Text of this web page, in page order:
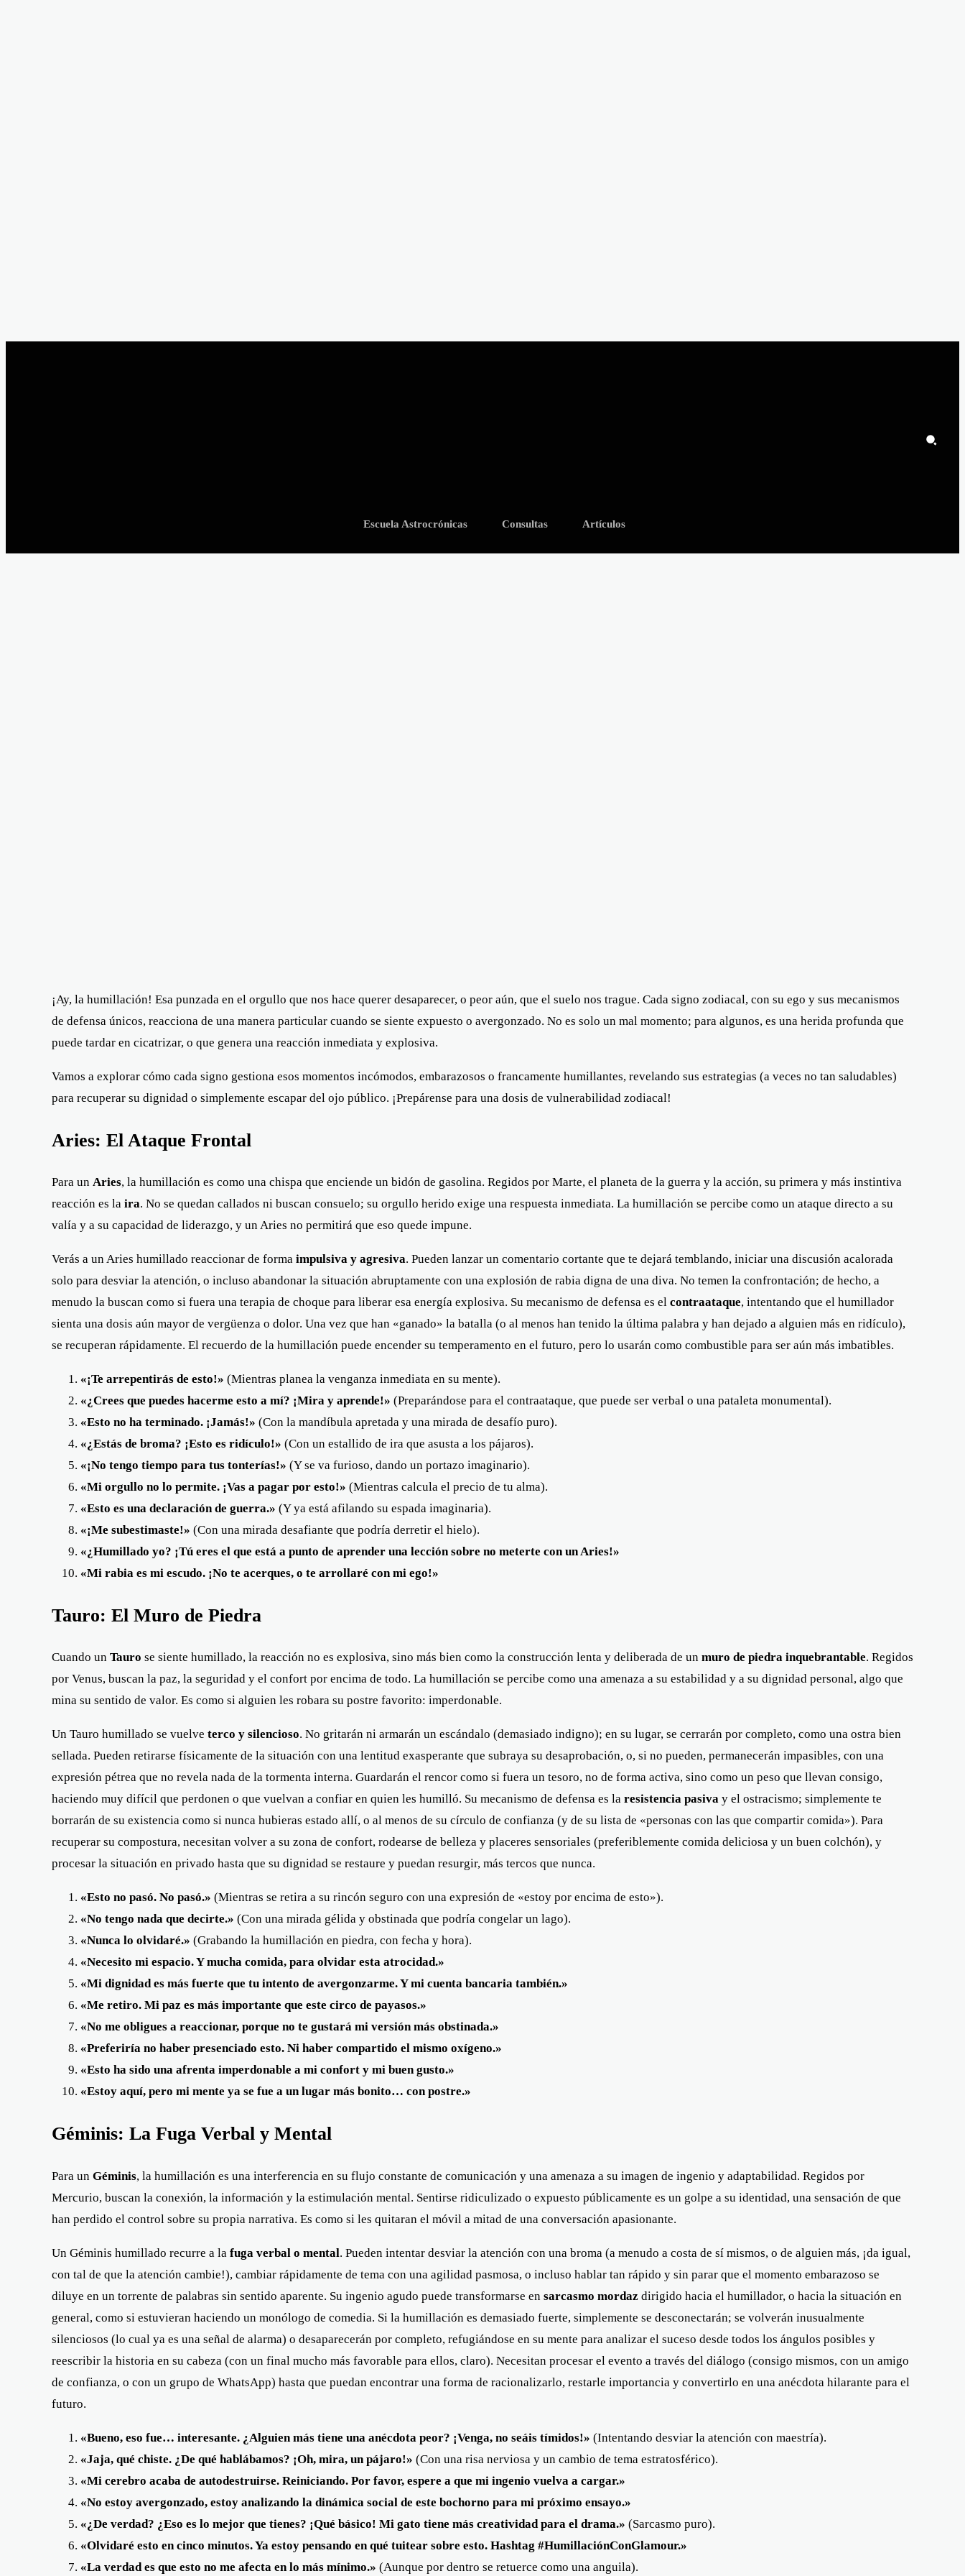
Escuela Astrocrónicas Consultas Artículos
¡Ay, la humillación! Esa punzada en el orgullo que nos hace querer desaparecer, o peor aún, que el suelo nos trague. Cada signo zodiacal, con su ego y sus mecanismos
de defensa únicos, reacciona de una manera particular cuando se siente expuesto o avergonzado. No es solo un mal momento; para algunos, es una herida profunda que
puede tardar en cicatrizar, o que genera una reacción inmediata y explosiva.
Vamos a explorar cómo cada signo gestiona esos momentos incómodos, embarazosos o francamente humillantes, revelando sus estrategias (a veces no tan saludables)
para recuperar su dignidad o simplemente escapar del ojo público. ¡Prepárense para una dosis de vulnerabilidad zodiacal!
Aries: El Ataque Frontal
Para un Aries, la humillación es como una chispa que enciende un bidón de gasolina. Regidos por Marte, el planeta de la guerra y la acción, su primera y más instintiva
reacción es la ira. No se quedan callados ni buscan consuelo; su orgullo herido exige una respuesta inmediata. La humillación se percibe como un ataque directo a su
valía y a su capacidad de liderazgo, y un Aries no permitirá que eso quede impune.
Verás a un Aries humillado reaccionar de forma impulsiva y agresiva. Pueden lanzar un comentario cortante que te dejará temblando, iniciar una discusión acalorada
solo para desviar la atención, o incluso abandonar la situación abruptamente con una explosión de rabia digna de una diva. No temen la confrontación; de hecho, a
menudo la buscan como si fuera una terapia de choque para liberar esa energía explosiva. Su mecanismo de defensa es el contraataque, intentando que el humillador
sienta una dosis aún mayor de vergüenza o dolor. Una vez que han «ganado» la batalla (o al menos han tenido la última palabra y han dejado a alguien más en ridículo),
se recuperan rápidamente. El recuerdo de la humillación puede encender su temperamento en el futuro, pero lo usarán como combustible para ser aún más imbatibles.
«¡Te arrepentirás de esto!» (Mientras planea la venganza inmediata en su mente).
«¿Crees que puedes hacerme esto a mí? ¡Mira y aprende!» (Preparándose para el contraataque, que puede ser verbal o una pataleta monumental).
«Esto no ha terminado. ¡Jamás!» (Con la mandíbula apretada y una mirada de desafío puro).
«¿Estás de broma? ¡Esto es ridículo!» (Con un estallido de ira que asusta a los pájaros).
«¡No tengo tiempo para tus tonterías!» (Y se va furioso, dando un portazo imaginario).
«Mi orgullo no lo permite. ¡Vas a pagar por esto!» (Mientras calcula el precio de tu alma).
«Esto es una declaración de guerra.» (Y ya está afilando su espada imaginaria).
«¡Me subestimaste!» (Con una mirada desafiante que podría derretir el hielo).
«¿Humillado yo? ¡Tú eres el que está a punto de aprender una lección sobre no meterte con un Aries!»
«Mi rabia es mi escudo. ¡No te acerques, o te arrollaré con mi ego!»
Tauro: El Muro de Piedra
Cuando un Tauro se siente humillado, la reacción no es explosiva, sino más bien como la construcción lenta y deliberada de un muro de piedra inquebrantable. Regidos
por Venus, buscan la paz, la seguridad y el confort por encima de todo. La humillación se percibe como una amenaza a su estabilidad y a su dignidad personal, algo que
mina su sentido de valor. Es como si alguien les robara su postre favorito: imperdonable.
Un Tauro humillado se vuelve terco y silencioso. No gritarán ni armarán un escándalo (demasiado indigno); en su lugar, se cerrarán por completo, como una ostra bien
sellada. Pueden retirarse físicamente de la situación con una lentitud exasperante que subraya su desaprobación, o, si no pueden, permanecerán impasibles, con una
expresión pétrea que no revela nada de la tormenta interna. Guardarán el rencor como si fuera un tesoro, no de forma activa, sino como un peso que llevan consigo,
haciendo muy difícil que perdonen o que vuelvan a confiar en quien les humilló. Su mecanismo de defensa es la resistencia pasiva y el ostracismo; simplemente te
borrarán de su existencia como si nunca hubieras estado allí, o al menos de su círculo de confianza (y de su lista de «personas con las que compartir comida»). Para
recuperar su compostura, necesitan volver a su zona de confort, rodearse de belleza y placeres sensoriales (preferiblemente comida deliciosa y un buen colchón), y
procesar la situación en privado hasta que su dignidad se restaure y puedan resurgir, más tercos que nunca.
«Esto no pasó. No pasó.» (Mientras se retira a su rincón seguro con una expresión de «estoy por encima de esto»).
«No tengo nada que decirte.» (Con una mirada gélida y obstinada que podría congelar un lago).
«Nunca lo olvidaré.» (Grabando la humillación en piedra, con fecha y hora).
«Necesito mi espacio. Y mucha comida, para olvidar esta atrocidad.»
«Mi dignidad es más fuerte que tu intento de avergonzarme. Y mi cuenta bancaria también.»
«Me retiro. Mi paz es más importante que este circo de payasos.»
«No me obligues a reaccionar, porque no te gustará mi versión más obstinada.»
«Preferiría no haber presenciado esto. Ni haber compartido el mismo oxígeno.»
«Esto ha sido una afrenta imperdonable a mi confort y mi buen gusto.»
«Estoy aquí, pero mi mente ya se fue a un lugar más bonito… con postre.»
Géminis: La Fuga Verbal y Mental
Para un Géminis, la humillación es una interferencia en su flujo constante de comunicación y una amenaza a su imagen de ingenio y adaptabilidad. Regidos por
Mercurio, buscan la conexión, la información y la estimulación mental. Sentirse ridiculizado o expuesto públicamente es un golpe a su identidad, una sensación de que
han perdido el control sobre su propia narrativa. Es como si les quitaran el móvil a mitad de una conversación apasionante.
Un Géminis humillado recurre a la fuga verbal o mental. Pueden intentar desviar la atención con una broma (a menudo a costa de sí mismos, o de alguien más, ¡da igual,
con tal de que la atención cambie!), cambiar rápidamente de tema con una agilidad pasmosa, o incluso hablar tan rápido y sin parar que el momento embarazoso se
diluye en un torrente de palabras sin sentido aparente. Su ingenio agudo puede transformarse en sarcasmo mordaz dirigido hacia el humillador, o hacia la situación en
general, como si estuvieran haciendo un monólogo de comedia. Si la humillación es demasiado fuerte, simplemente se desconectarán; se volverán inusualmente
silenciosos (lo cual ya es una señal de alarma) o desaparecerán por completo, refugiándose en su mente para analizar el suceso desde todos los ángulos posibles y
reescribir la historia en su cabeza (con un final mucho más favorable para ellos, claro). Necesitan procesar el evento a través del diálogo (consigo mismos, con un amigo
de confianza, o con un grupo de WhatsApp) hasta que puedan encontrar una forma de racionalizarlo, restarle importancia y convertirlo en una anécdota hilarante para el
futuro.
«Bueno, eso fue… interesante. ¿Alguien más tiene una anécdota peor? ¡Venga, no seáis tímidos!» (Intentando desviar la atención con maestría).
«Jaja, qué chiste. ¿De qué hablábamos? ¡Oh, mira, un pájaro!» (Con una risa nerviosa y un cambio de tema estratosférico).
«Mi cerebro acaba de autodestruirse. Reiniciando. Por favor, espere a que mi ingenio vuelva a cargar.»
«No estoy avergonzado, estoy analizando la dinámica social de este bochorno para mi próximo ensayo.»
«¿De verdad? ¿Eso es lo mejor que tienes? ¡Qué básico! Mi gato tiene más creatividad para el drama.» (Sarcasmo puro).
«Olvidaré esto en cinco minutos. Ya estoy pensando en qué tuitear sobre esto. Hashtag #HumillaciónConGlamour.»
«La verdad es que esto no me afecta en lo más mínimo.» (Aunque por dentro se retuerce como una anguila).